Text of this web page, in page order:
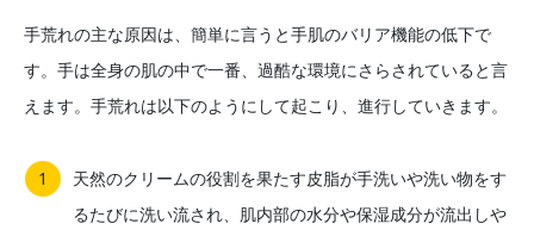
手荒れの主な原因は、簡単に言うと手肌のバリア機能の低下で
す。手は全身の肌の中で一番、過酷な環境にさらされていると言
えます。手荒れは以下のようにして起こり、進行していきます。
天然のクリームの役割を果たす皮脂が手洗いや洗い物をす
るたびに洗い流され、肌内部の水分や保湿成分が流出しや